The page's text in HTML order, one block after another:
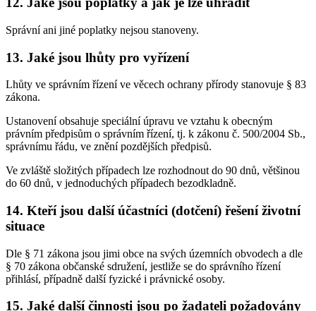
Správní ani jiné poplatky nejsou stanoveny.
13. Jaké jsou lhůty pro vyřízení
Lhůty ve správním řízení ve věcech ochrany přírody stanovuje § 83
zákona.
Ustanovení obsahuje speciální úpravu ve vztahu k obecným
právním předpisům o správním řízení, tj. k zákonu č. 500/2004 Sb.,
správnímu řádu, ve znění pozdějších předpisů.
Ve zvláště složitých případech lze rozhodnout do 90 dnů, většinou
do 60 dnů, v jednoduchých případech bezodkladně.
14. Kteří jsou další účastníci (dotčení) řešení životní
situace
Dle § 71 zákona jsou jimi obce na svých územních obvodech a dle
§ 70 zákona občanské sdružení, jestliže se do správního řízení
přihlásí, případně další fyzické i právnické osoby.
15. Jaké další činnosti jsou po žadateli požadovány